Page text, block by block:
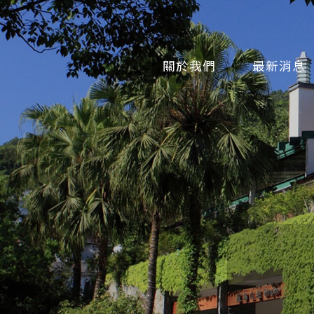
關於我們 最新消息